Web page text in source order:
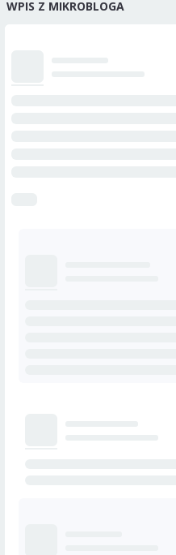
WPIS Z MIKROBLOGA